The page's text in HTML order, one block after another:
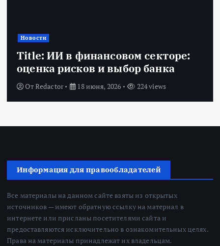
Новости
Title: ИИ в финансовом секторе:
оценка рисков и выбор банка
ОтRedactor 18 июня, 2026 224 views
Информация для правообладателей
Все материалы на данном сайте взяты из открытых
источников — имеют обратную ссылку на материал в
интернете или присланы посетителями сайта и
предоставляются исключительно в ознакомительных целях.
Права на материалы принадлежат их владельцам.